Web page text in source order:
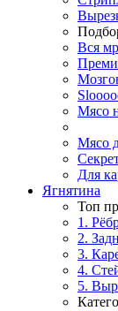
Вся
Мясо
Мясо
Для
Ягнятина
Топ
1.
2.
3.
4.
5.